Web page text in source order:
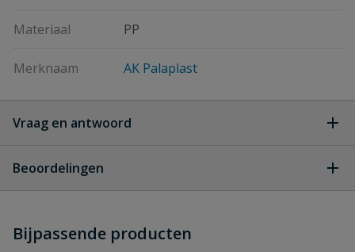
Materiaal PP
Merknaam AK Palaplast
Vraag en antwoord
dit product?
Beoordelingen
Schrijf zelf een beoordeling
Bijpassende producten